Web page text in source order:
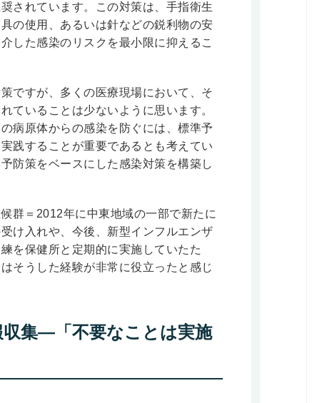
されています。この対策は、手指衛生
の使用、あるいは針などの鋭利物の安
した感染のリスクを最小限に抑えるこ
ですが、多くの医療現場において、そ
ていることは少ないように思います。
病原体からの感染を防ぐには、標準予
践することが重要であるとも考えてい
防策をベースにした感染対策を構築し
群＝2012年に中東地域の一部で新たに
け入れや、今後、新型インフルエンザ
を保健所と定期的に実施していたた
そうした経験が非常に役立ったと感じ
集―「不要なことは実施